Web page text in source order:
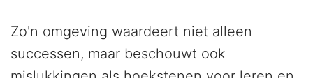
Zo'n omgeving waardeert niet alleen
successen, maar beschouwt ook